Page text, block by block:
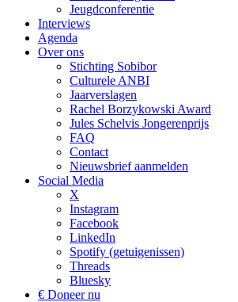
Jeugdconferentie
Interviews
Agenda
Over ons
Stichting Sobibor
Culturele ANBI
Jaarverslagen
Rachel Borzykowski Award
Jules Schelvis Jongerenprijs
FAQ
Contact
Nieuwsbrief aanmelden
Social Media
X
Instagram
Facebook
LinkedIn
Spotify (getuigenissen)
Threads
Bluesky
€ Doneer nu